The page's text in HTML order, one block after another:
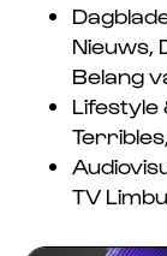
Nieuws,
Belang
Lifestyle
TV